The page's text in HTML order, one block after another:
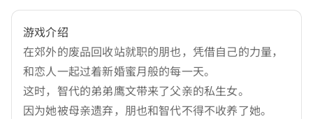
游戏介绍
在郊外的废品回收站就职的朋也，凭借自己的力量，
和恋人一起过着新婚蜜月般的每一天。
这时，智代的弟弟鹰文带来了父亲的私生女。
因为她被母亲遗弃，朋也和智代不得不收养了她。